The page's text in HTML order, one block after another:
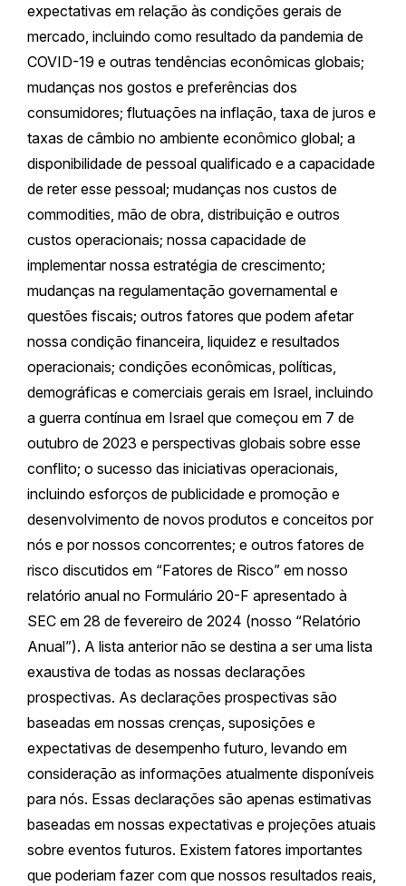
expectativas em relação às condições gerais de
mercado, incluindo como resultado da pandemia de
COVID-19 e outras tendências econômicas globais;
mudanças nos gostos e preferências dos
consumidores; flutuações na inflação, taxa de juros e
taxas de câmbio no ambiente econômico global; a
disponibilidade de pessoal qualificado e a capacidade
de reter esse pessoal; mudanças nos custos de
commodities, mão de obra, distribuição e outros
custos operacionais; nossa capacidade de
implementar nossa estratégia de crescimento;
mudanças na regulamentação governamental e
questões fiscais; outros fatores que podem afetar
nossa condição financeira, liquidez e resultados
operacionais; condições econômicas, políticas,
demográficas e comerciais gerais em Israel, incluindo
a guerra contínua em Israel que começou em 7 de
outubro de 2023 e perspectivas globais sobre esse
conflito; o sucesso das iniciativas operacionais,
incluindo esforços de publicidade e promoção e
desenvolvimento de novos produtos e conceitos por
nós e por nossos concorrentes; e outros fatores de
risco discutidos em “Fatores de Risco” em nosso
relatório anual no Formulário 20-F apresentado à
SEC em 28 de fevereiro de 2024 (nosso “Relatório
Anual”). A lista anterior não se destina a ser uma lista
exaustiva de todas as nossas declarações
prospectivas. As declarações prospectivas são
baseadas em nossas crenças, suposições e
expectativas de desempenho futuro, levando em
consideração as informações atualmente disponíveis
para nós. Essas declarações são apenas estimativas
baseadas em nossas expectativas e projeções atuais
sobre eventos futuros. Existem fatores importantes
que poderiam fazer com que nossos resultados reais,